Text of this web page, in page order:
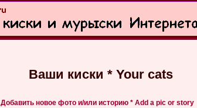
Ваши киски * Your cats
Добавить новое фото и/или историю * Add a pic or story